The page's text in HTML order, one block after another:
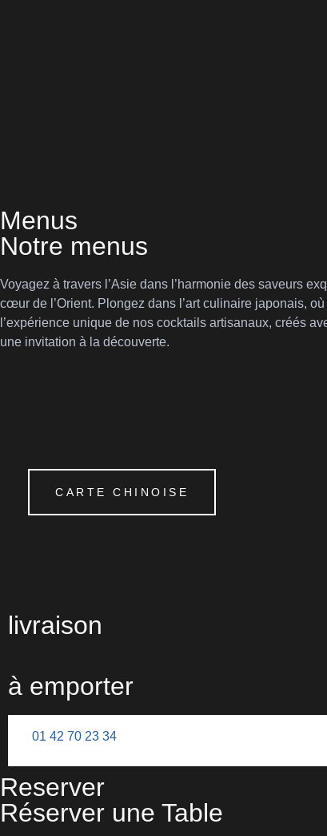
Menus
Notre menus
Voyagez à travers l’Asie dans l’harmonie des saveurs
cœur de l’Orient. Plongez dans l’art culinaire japonais,
l’expérience unique de nos cocktails artisanaux, créés
une invitation à la découverte.
CARTE CHINOISE
livraison
à emporter
01 42 70 23 34
Reserver
Réserver une Table